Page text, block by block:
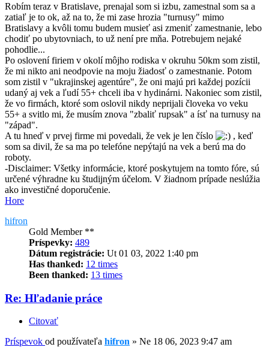
Robím teraz v Bratislave, prenajal som si izbu, zamestnal som sa a
zatiaľ je to ok, až na to, že mi zase hrozia "turnusy" mimo
Bratislavy a kvôli tomu budem musieť asi zmeniť zamestnanie, lebo
chodiť po ubytovniach, to už není pre mňa. Potrebujem nejaké
pohodlie...
Po oslovení firiem v okolí môjho rodiska v okruhu 50km som zistil,
že mi nikto ani neodpovie na moju žiadosť o zamestnanie. Potom
som zistil v "ukrajinskej agentúre", že oni majú pri každej pozícii
udaný aj vek a ľudí 55+ chceli iba v hydinárni. Nakoniec som zistil,
že vo firmách, ktoré som oslovil nikdy neprijali človeka vo veku
55+ a svitlo mi, že musím znova "zbaliť rupsak" a ísť na turnusy na
"západ".
A tu hneď v prvej firme mi povedali, že vek je len číslo
, keď
som sa divil, že sa ma po telefóne nepýtajú na vek a berú ma do
roboty.
-Disclaimer: Všetky informácie, ktoré poskytujem na tomto fóre, sú
určené výhradne ku študijným účelom. V žiadnom prípade neslúžia
ako investičné doporučenie.
Hore
hifron
Gold Member **
Príspevky: 489
Dátum registrácie: Ut 01 03, 2022 1:40 pm
Has thanked: 12 times
Been thanked: 13 times
Re: Hľadanie práce
Citovať
Príspevok od používateľa hifron » Ne 18 06, 2023 9:47 am